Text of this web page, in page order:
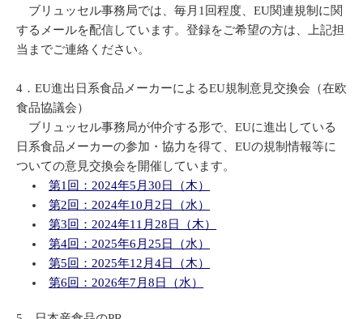
ブリュッセル事務局では、毎月1回程度、EU関連規制に関
するメールを配信しています。登録をご希望の方は、上記担
当までご連絡ください。
4．EU進出日系食品メーカーによるEU規制意見交換会（在欧
食品協議会）
ブリュッセル事務局が仲介する形で、EUに進出している
日系食品メーカーの参加・協力を得て、EUの規制情報等に
ついての意見交換会を開催しています。
第1回：2024年5月30日（木）
第2回：2024年10月2日（水）
第3回：2024年11月28日（木）
第4回：2025年6月25日（水）
第5回：2025年12月4日（木）
第6回：2026年7月8日（水）